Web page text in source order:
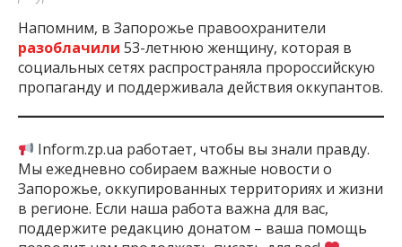
Напомним, в Запорожье правоохранители
разоблачили 53-летнюю женщину, которая в
социальных сетях распространяла пророссийскую
пропаганду и поддерживала действия оккупантов.
Inform.zp.ua работает, чтобы вы знали правду.
Мы ежедневно собираем важные новости о
Запорожье, оккупированных территориях и жизни
в регионе. Если наша работа важна для вас,
поддержите редакцию донатом – ваша помощь